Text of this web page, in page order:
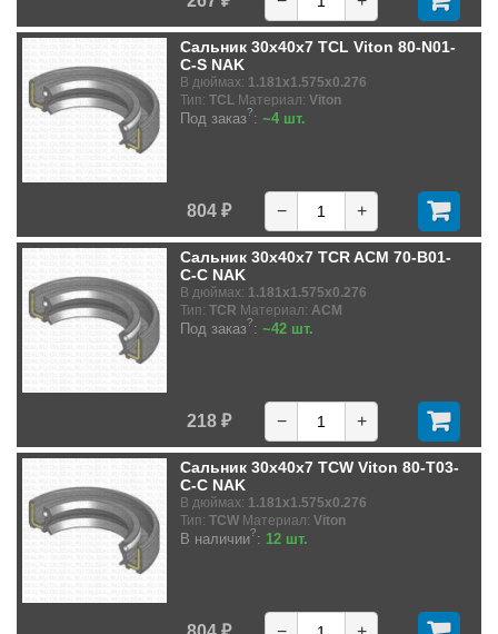
Сальник 30x40x7 TCL Viton 80-N01-
C-S NAK
В дюймах: 1.181x1.575x0.276
Тип: TCL Материал: Viton
Под заказ?: ~4 шт.
804 ₽ − +
Сальник 30x40x7 TCR ACM 70-B01-
C-C NAK
В дюймах: 1.181x1.575x0.276
Тип: TCR Материал: ACM
Под заказ?: ~42 шт.
218 ₽ − +
Сальник 30x40x7 TCW Viton 80-T03-
C-C NAK
В дюймах: 1.181x1.575x0.276
Тип: TCW Материал: Viton
В наличии?: 12 шт.